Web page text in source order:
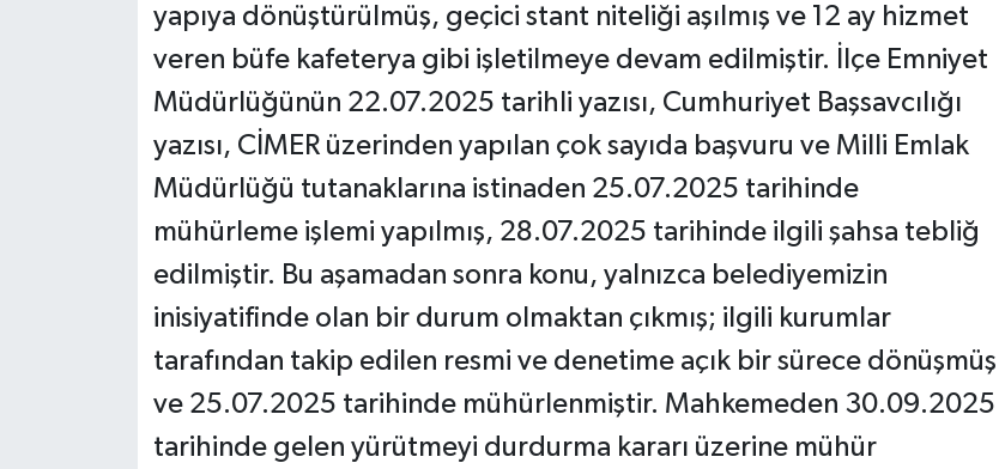
yapıya dönüştürülmüş, geçici stant niteliği aşılmış ve 12 ay hizmet
veren büfe kafeterya gibi işletilmeye devam edilmiştir. İlçe Emniyet
Müdürlüğünün 22.07.2025 tarihli yazısı, Cumhuriyet Başsavcılığı
yazısı, CİMER üzerinden yapılan çok sayıda başvuru ve Milli Emlak
Müdürlüğü tutanaklarına istinaden 25.07.2025 tarihinde
mühürleme işlemi yapılmış, 28.07.2025 tarihinde ilgili şahsa tebliğ
edilmiştir. Bu aşamadan sonra konu, yalnızca belediyemizin
inisiyatifinde olan bir durum olmaktan çıkmış; ilgili kurumlar
tarafından takip edilen resmi ve denetime açık bir sürece dönüşmüş
ve 25.07.2025 tarihinde mühürlenmiştir. Mahkemeden 30.09.2025
tarihinde gelen yürütmeyi durdurma kararı üzerine mühür